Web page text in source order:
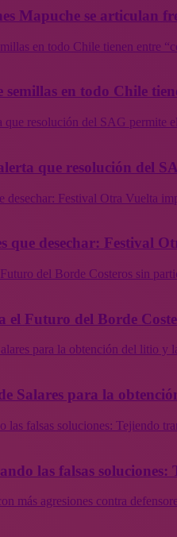
Mapuche se articulan
en todo Chile tienen entre
semillas en todo Chile
que resolución del SAG permite
que resolución del
desechar: Festival Otra Vuelta
que desechar: Festival
del Borde Costeros sin
el Futuro del Borde
para la obtención del litio y
Salares para la
las falsas soluciones: Tejiendo
las falsas
más agresiones contra